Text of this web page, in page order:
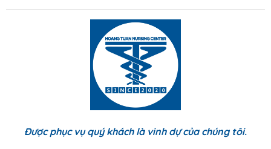
Được phục vụ quý khách là vinh dự của chúng tôi.